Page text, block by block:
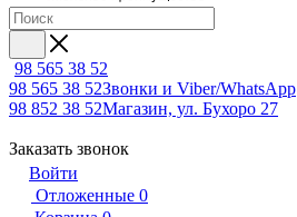
98 565 38 52
98 565 38 52Звонки и Viber/WhatsApp
98 852 38 52Магазин, ул. Бухоро 27
Заказать звонок
Войти
Отложенные 0